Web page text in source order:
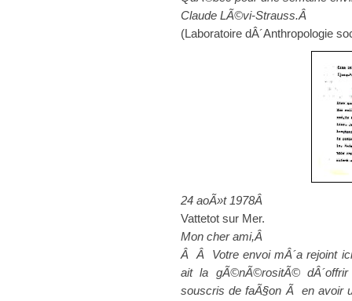
Claude LÃ©vi-Strauss.Â
(Laboratoire dÂ´Anthropologie
24 aoÃ»t 1978Â
Vattetot sur Mer.
Mon cher ami,Â
Â Â Votre envoi mÂ´a rejoint
ait la gÃ©nÃ©rositÃ©
souscris de faÃ§on Ã en avoir